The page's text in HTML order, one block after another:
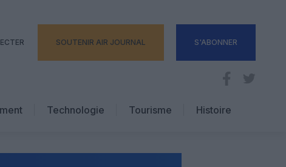
SOUTENIR AIR JOURNAL S'ABONNER
Technologie
Tourisme
Hôtellerie
Histoire